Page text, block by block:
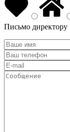
Письмо директору